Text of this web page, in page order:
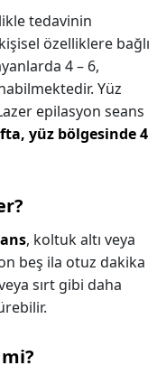
tedavinin
özelliklere bağlı
4 – 6,
Yüz
epilasyon seans
yüz bölgesinde 4
, koltuk altı veya
beş ila otuz dakika
sırt gibi daha